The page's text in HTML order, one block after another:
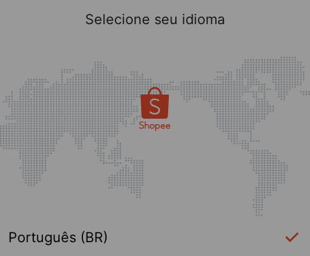
Selecione seu idioma
Português (BR)